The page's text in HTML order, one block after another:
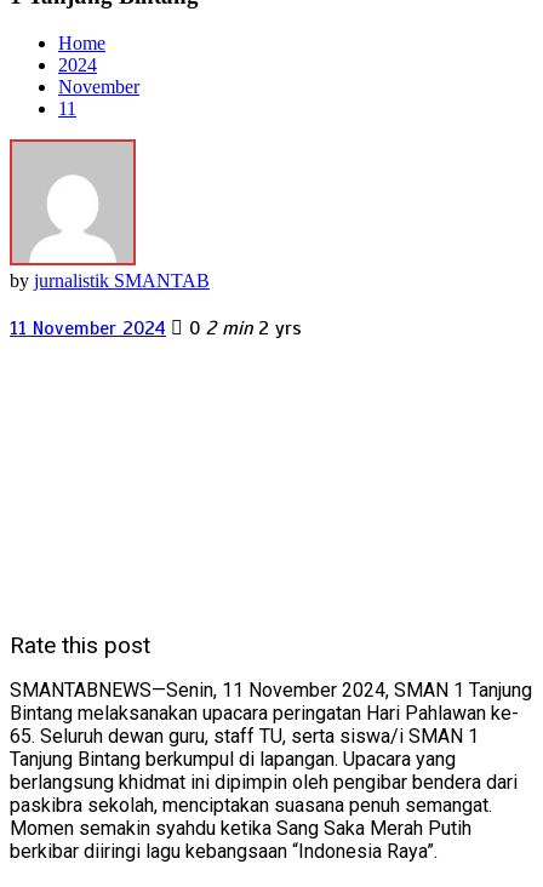
Home
2024
November
11
by jurnalistik SMANTAB
11 November 2024 0 2 min 2 yrs
Rate this post
SMANTABNEWS—Senin, 11 November 2024, SMAN 1 Tanjung
Bintang melaksanakan upacara peringatan Hari Pahlawan ke-
65. Seluruh dewan guru, staff TU, serta siswa/i SMAN 1
Tanjung Bintang berkumpul di lapangan. Upacara yang
berlangsung khidmat ini dipimpin oleh pengibar bendera dari
paskibra sekolah, menciptakan suasana penuh semangat.
Momen semakin syahdu ketika Sang Saka Merah Putih
berkibar diiringi lagu kebangsaan “Indonesia Raya”.